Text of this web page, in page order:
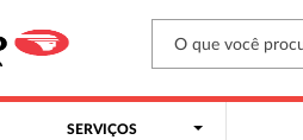
SERVIÇOS